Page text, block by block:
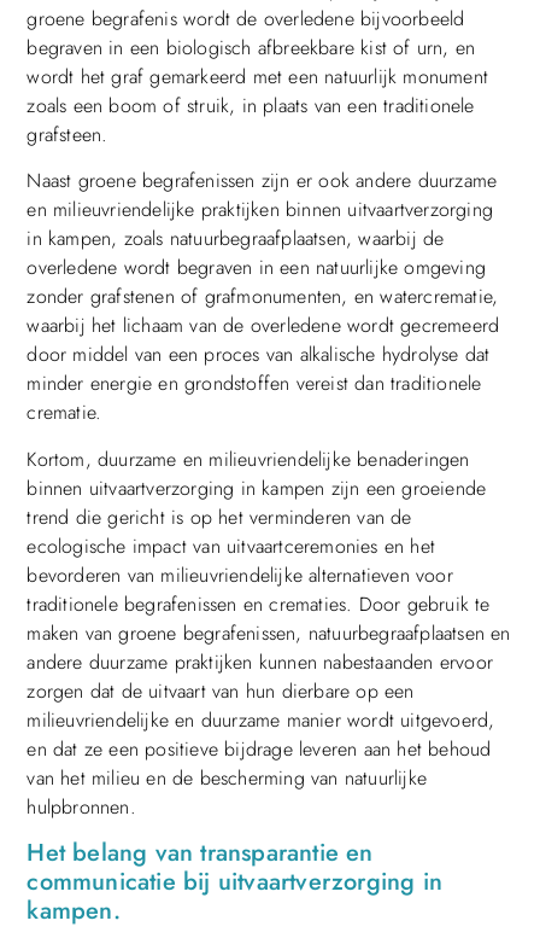
groene begrafenis wordt de overledene bijvoorbeeld
begraven in een biologisch afbreekbare kist of urn, en
wordt het graf gemarkeerd met een natuurlijk monument
zoals een boom of struik, in plaats van een traditionele
grafsteen.
Naast groene begrafenissen zijn er ook andere duurzame
en milieuvriendelijke praktijken binnen uitvaartverzorging
in kampen, zoals natuurbegraafplaatsen, waarbij de
overledene wordt begraven in een natuurlijke omgeving
zonder grafstenen of grafmonumenten, en watercrematie,
waarbij het lichaam van de overledene wordt gecremeerd
door middel van een proces van alkalische hydrolyse dat
minder energie en grondstoffen vereist dan traditionele
crematie.
Kortom, duurzame en milieuvriendelijke benaderingen
binnen uitvaartverzorging in kampen zijn een groeiende
trend die gericht is op het verminderen van de
ecologische impact van uitvaartceremonies en het
bevorderen van milieuvriendelijke alternatieven voor
traditionele begrafenissen en crematies. Door gebruik te
maken van groene begrafenissen, natuurbegraafplaatsen en
andere duurzame praktijken kunnen nabestaanden ervoor
zorgen dat de uitvaart van hun dierbare op een
milieuvriendelijke en duurzame manier wordt uitgevoerd,
en dat ze een positieve bijdrage leveren aan het behoud
van het milieu en de bescherming van natuurlijke
hulpbronnen.
Het belang van transparantie en
communicatie bij uitvaartverzorging in
kampen.